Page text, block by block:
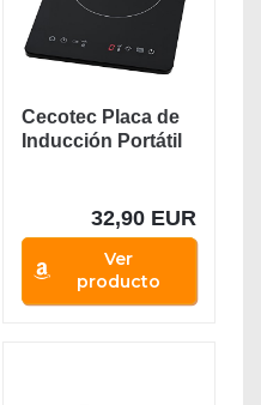
Cecotec Placa de
Inducción Portátil
32,90 EUR
Ver
producto